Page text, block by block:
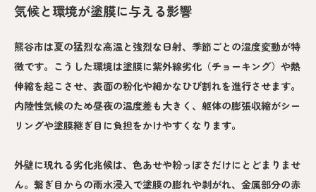
気候と環境が塗膜に与える影響
熊谷市は夏の猛烈な高温と強烈な日射、季節ごとの湿度変動が特
徴です。こうした環境は塗膜に紫外線劣化（チョーキング）や熱
伸縮を起こさせ、表面の粉化や細かなひび割れを進行させます。
内陸性気候のため昼夜の温度差も大きく、躯体の膨張収縮がシー
リングや塗膜継ぎ目に負担をかけやすくなります。
外壁に現れる劣化兆候は、色あせや粉っぽさだけにとどまりませ
ん。繋ぎ目からの雨水浸入で塗膜の膨れや剥がれ、金属部分の赤